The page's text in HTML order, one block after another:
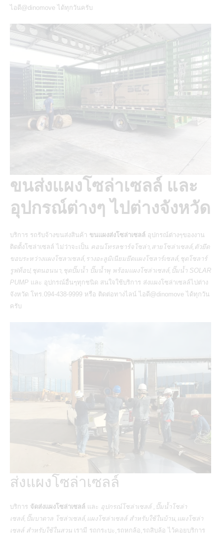
ไอดี@dinomove ได้ทุกวันครับ
ขนส่งแผงโซล่าเซลล์ และ
อุปกรณ์ต่างๆ ไปต่างจังหวัด
บริการ รถรับจ้างขนส่งสินค้า ขนแผงส่งโซล่าเซลล์ อุปกรณ์ต่างๆของงาน
ติดตั้งโซล่าเซลล์ ไม่ว่าจะเป็น คอนโทรลชาร์จโซล่า,สายโซล่าเซลล์,ตัวยึด
ขอบระหว่างแผงโซลาเซลล์,รางอะลูมิเนียมยึดแผงโซลาร์เซลล์,ชุดโซลาร์
รูฟท็อป,ชุดนอนนา,ชุดปั๊มน้ำ ปั๊มน้ำพุ พร้อมแผงโซล่าเซลล์,ปั๊มน้ำ SOLAR
PUMP และ อุปกรณ์อื่นๆทุกชนิด สนใจใช้บริการ ส่งแผงโซล่าเซลล์ไปต่าง
จังหวัด โทร.094-438-9999 หรือ ติดต่อทางไลน์ ไอดี@dinomove ได้ทุกวัน
ครับ
ส่งแผงโซล่าเซลล์
บริการ จัดส่งแผงโซล่าเซลล์ เเละ อุปกรณ์โซล่าเซลล์ ,ปั๊มน้ำโซล่า
เซลล์,ปั๊มบาดาล โซล่าเซลล์,แผงโซล่าเซลล์ สําหรับใช้ในบ้าน,แผงโซล่า
เซลล์ สําหรับใช้ในสวน เรามี รถกระบะ,รถหกล้อ,รถสิบล้อ ไว้คอยบริการ